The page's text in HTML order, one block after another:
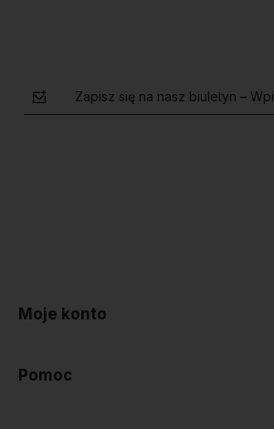
Zapisz się na nasz biuletyn –
Moje konto
Pomoc